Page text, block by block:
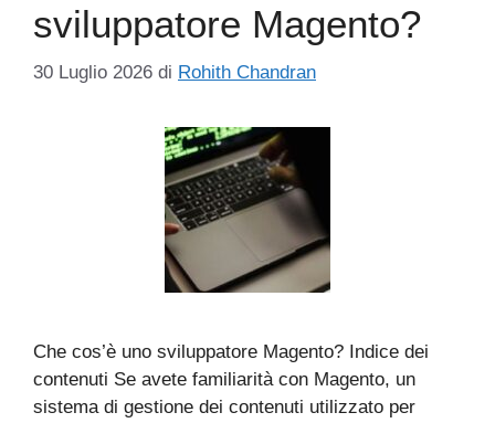
sviluppatore Magento?
30 Luglio 2026 di Rohith Chandran
Che cos’è uno sviluppatore Magento? Indice dei
contenuti Se avete familiarità con Magento, un
sistema di gestione dei contenuti utilizzato per